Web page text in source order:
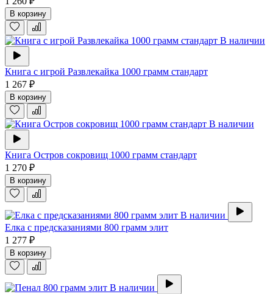
В корзину
В наличии
Книга с игрой Развлекайка 1000 грамм стандарт
1 267 ₽
В корзину
В наличии
Книга Остров сокровищ 1000 грамм стандарт
1 270 ₽
В корзину
В наличии
Елка с предсказаниями 800 грамм элит
1 277 ₽
В корзину
В наличии